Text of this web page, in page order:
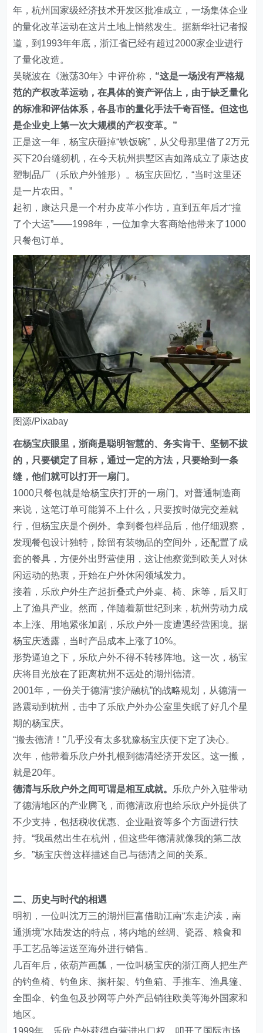
年，杭州国家级经济技术开发区批准成立，一场集体企业
的量化改革运动在这片土地上悄然发生。据新华社记者报
道，到1993年年底，浙江省已经有超过2000家企业进行
了量化改造。
吴晓波在《激荡30年》中评价称， “这是一场没有严格规
范的产权改革运动，在具体的资产评估上，由于缺乏量化
的标准和评估体系，各县市的量化手法千奇百怪。但这也
是企业史上第一次大规模的产权变革。”
正是这一年，杨宝庆砸掉“铁饭碗”，从父母那里借了2万元
买下20台缝纫机，在今天杭州拱墅区吉如路成立了康达皮
塑制品厂（乐欣户外雏形）。杨宝庆回忆，“当时这里还
是一片农田。”
起初，康达只是一个村办皮革小作坊，直到五年后才“撞
了个大运”——1998年，一位加拿大客商给他带来了1000
只餐包订单。
图源/Pixabay
在杨宝庆眼里，浙商是聪明智慧的、务实肯干、坚韧不拔
的，只要锁定了目标，通过一定的方法，只要给到一条
缝，他们就可以打开一扇门。
1000只餐包就是给杨宝庆打开的一扇门。对普通制造商
来说，这笔订单可能算不上什么，只要按时做完交差就
行，但杨宝庆是个例外。拿到餐包样品后，他仔细观察，
发现餐包设计独特，除留有装物品的空间外，还配置了成
套的餐具，方便外出野营使用，这让他察觉到欧美人对休
闲运动的热衷，开始在户外休闲领域发力。
接着，乐欣户外生产起折叠式户外桌、椅、床等，后又盯
上了渔具产业。然而，伴随着新世纪到来，杭州劳动力成
本上涨、用地紧张加剧，乐欣户外一度遭遇经营困境。据
杨宝庆透露，当时产品成本上涨了10%。
形势逼迫之下，乐欣户外不得不转移阵地。这一次，杨宝
庆将目光放在了距离杭州不远处的湖州德清。
2001年，一份关于德清“接沪融杭”的战略规划，从德清一
路震动到杭州，击中了乐欣户外办公室里失眠了好几个星
期的杨宝庆。
“搬去德清！”几乎没有太多犹豫杨宝庆便下定了决心。
次年，他带着乐欣户外扎根到德清经济开发区。这一搬，
就是20年。
德清与乐欣户外之间可谓是相互成就。
乐欣户外入驻带动
了德清地区的产业腾飞，而德清政府也给乐欣户外提供了
不少支持，包括税收优惠、企业融资等多个方面进行扶
持。“我虽然出生在杭州，但这些年德清就像我的第二故
乡。”杨宝庆曾这样描述自己与德清之间的关系。
二、历史与时代的相遇
明初，一位叫沈万三的湖州巨富借助江南“东走沪渎，南
通浙境”水陆发达的特点，将内地的丝绸、瓷器、粮食和
手工艺品等运送至海外进行销售。
几百年后，依葫芦画瓢，一位叫杨宝庆的浙江商人把生产
的钓鱼椅、钓鱼床、搁杆架、钓鱼箱、手推车、渔具篷、
全围伞、钓鱼包及抄网等户外产品销往欧美等海外国家和
地区。
1999年，乐欣户外获得自营进出口权，叩开了国际市场